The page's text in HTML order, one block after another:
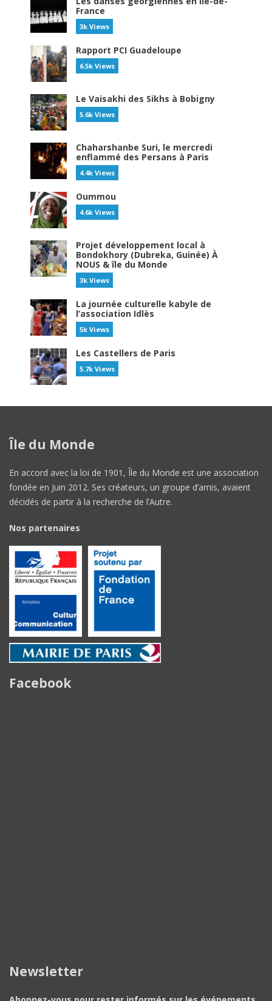
France
3k Views
Rapport PCI Guadeloupe
6.5k Views
Le Vaisakhi des Sikhs à Bobigny
5.6k Views
Chaharshanbe Suri, le mercredi
enflammé des Persans à Paris
4.4k Views
Oummou
4.6k Views
Projet développement local à
Bondokhory (Dubreka, Guinée) À
NOUS & île du Monde
3k Views
La journée culturelle kabyle de
l’association Idlès
5k Views
Les Castellers de Paris
5.7k Views
Île du Monde
En accord avec la loi de 1901, Île du Monde est une association
fondée en Juin 2012. Ses créateurs, un groupe d’amis, avaient
décidés de partir à la recherche de l’Autre.
Nos partenaires
Facebook
Newsletter